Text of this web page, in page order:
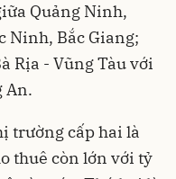
Quảng Ninh,
Ninh, Bắc Giang;
Rịa - Vũng Tàu với
An.
trường cấp hai là
thuê còn lớn với tỷ